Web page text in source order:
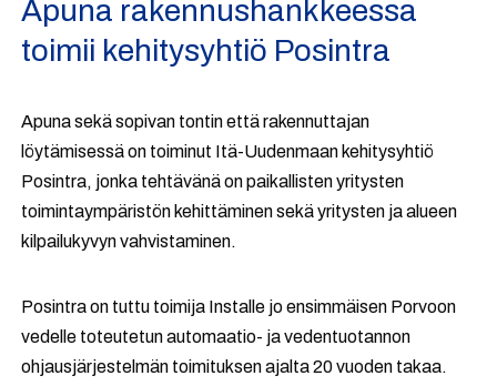
Apuna rakennushankkeessa
toimii kehitysyhtiö Posintra
Apuna sekä sopivan tontin että rakennuttajan
löytämisessä on toiminut Itä-Uudenmaan kehitysyhtiö
Posintra, jonka tehtävänä on paikallisten yritysten
toimintaympäristön kehittäminen sekä yritysten ja alueen
kilpailukyvyn vahvistaminen.
Posintra on tuttu toimija Installe jo ensimmäisen Porvoon
vedelle toteutetun automaatio- ja vedentuotannon
ohjausjärjestelmän toimituksen ajalta 20 vuoden takaa.